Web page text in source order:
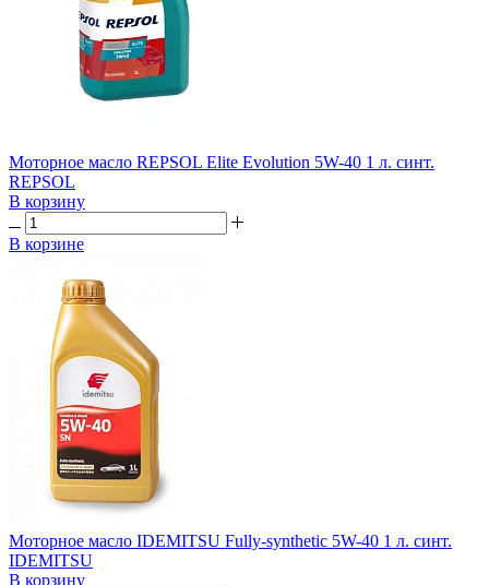
Моторное масло REPSOL Elite Evolution 5W-40 1 л. синт.
REPSOL
В корзину
В корзине
Моторное масло IDEMITSU Fully-synthetic 5W-40 1 л. синт.
IDEMITSU
В корзину